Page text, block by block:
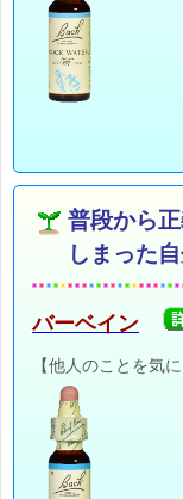
普段から
しまった
バーベイン
【他人のことを気に